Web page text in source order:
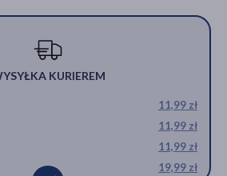
KURIEREM
11,99 zł
11,99 zł
11,99 zł
19,99 zł